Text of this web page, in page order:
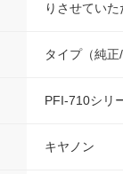
りさせていた
タイプ（純
PFI-710シリ
キヤノン